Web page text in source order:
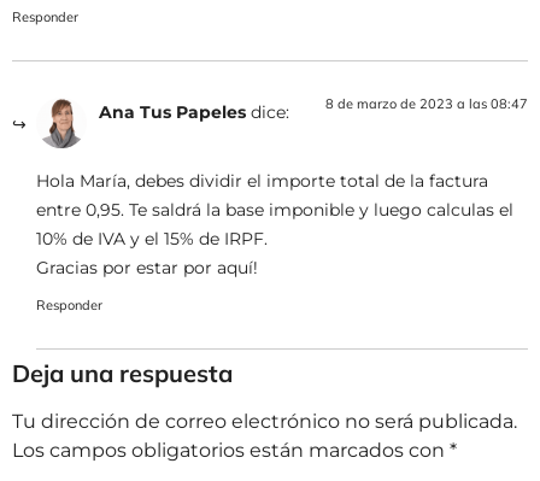
Responder
Ana Tus Papeles dice: 8 de marzo de 2023 a las 08:47
Hola María, debes dividir el importe total de la factura
entre 0,95. Te saldrá la base imponible y luego calculas el
10% de IVA y el 15% de IRPF.
Gracias por estar por aquí!
Responder
Deja una respuesta
Tu dirección de correo electrónico no será publicada.
Los campos obligatorios están marcados con *